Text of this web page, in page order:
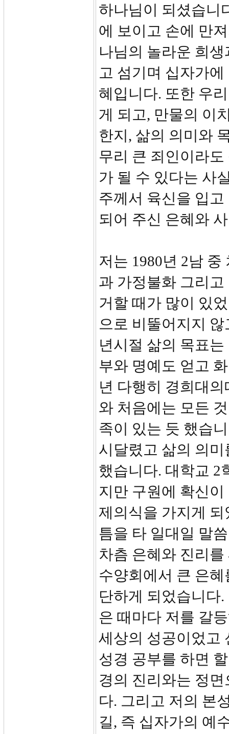
하나님이 되셨습니
에 보이고 손에 만
나님의 놀라운 희
고 섬기며 십자가
혜입니다. 또한 우
게 되고, 만물의 이
한지, 삶의 의미와
무리 큰 죄인이라
가 될 수 있다는 사
주께서 육신을 입
되어 주신 은혜와
저는 1980년 2남
과 가정불화 그리
거할 때가 많이 있
으로 비뚤어지지
년시절 삶의 목표
부와 명예도 얻고
년 다행히 경희대
와 처음에는 모든
족이 있는 듯 했습
시달렸고 삶의 의
했습니다. 대학교 2
지만 구원에 확신
제의식을 가지게
틈을 타 일대일 말
차츰 은혜와 진리
수양회에서 큰 은
단하게 되었습니다
은 때마다 저를 갈
세상의 성공이었고
성경 공부를 하면
경의 진리와는 정
다. 그리고 저의 본
길, 즉 십자가의 예